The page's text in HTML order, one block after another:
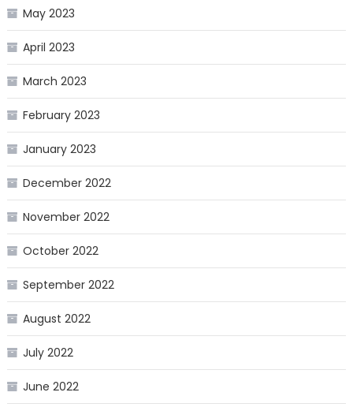
May 2023
April 2023
March 2023
February 2023
January 2023
December 2022
November 2022
October 2022
September 2022
August 2022
July 2022
June 2022